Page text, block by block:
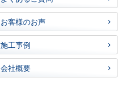
お客様のお声
施工事例
会社概要